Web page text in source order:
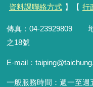
資料課聯絡方式 】【 行
傳真：04-23929809 地
之18號
E-mail：
一般服務時間： 週一至週